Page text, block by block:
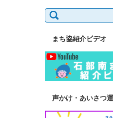
検
索:
まち協紹介ビデオ
声かけ・あいさつ